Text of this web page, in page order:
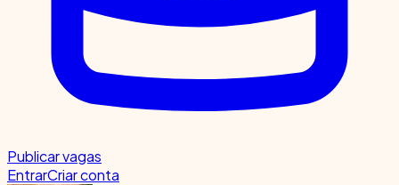
Publicar vagas
EntrarCriar conta